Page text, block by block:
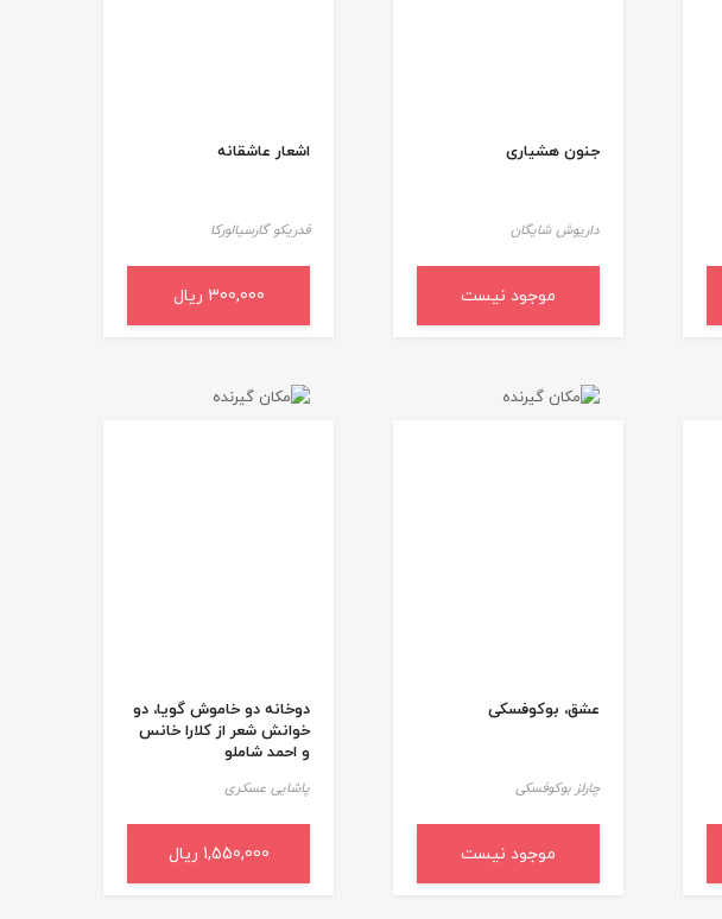
جنون هشیاری
داریوش شایگان
موجود نیست
اشعار عاشقانه
فدریکو گارسیالورکا
300,000 ریال
افزودن به سبد خرید
عشق، بوکوفسکی
چارلز بوکوفسکی
موجود نیست
دو‌خانه دو خاموش گویا، دو
خوانش شعر از کلارا خانس
و احمد شاملو
پاشایی عسکری
1,550,000 ریال
افزودن به سبد خرید